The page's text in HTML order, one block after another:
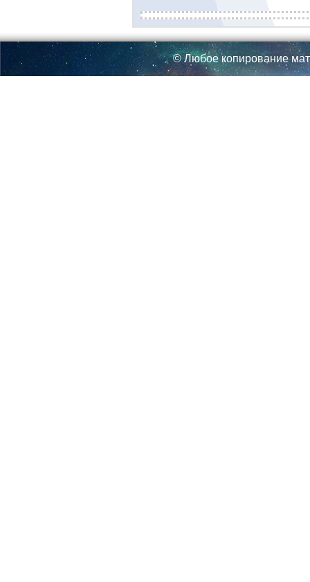
© Любое копирование